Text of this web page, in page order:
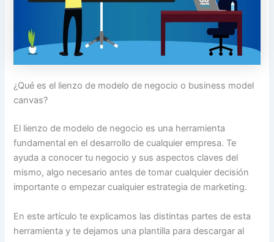
¿Qué es el lienzo de modelo de negocio o business model
canvas?
El lienzo de modelo de negocio es una herramienta
fundamental en el desarrollo de cualquier empresa. Te
ayuda a conocer tu negocio y sus aspectos claves del
mismo, algo necesario antes de tomar cualquier decisión
importante o empezar cualquier estrategia de marketing.
En este artículo te explicamos las distintas partes de esta
herramienta y te dejamos una plantilla para descargar al